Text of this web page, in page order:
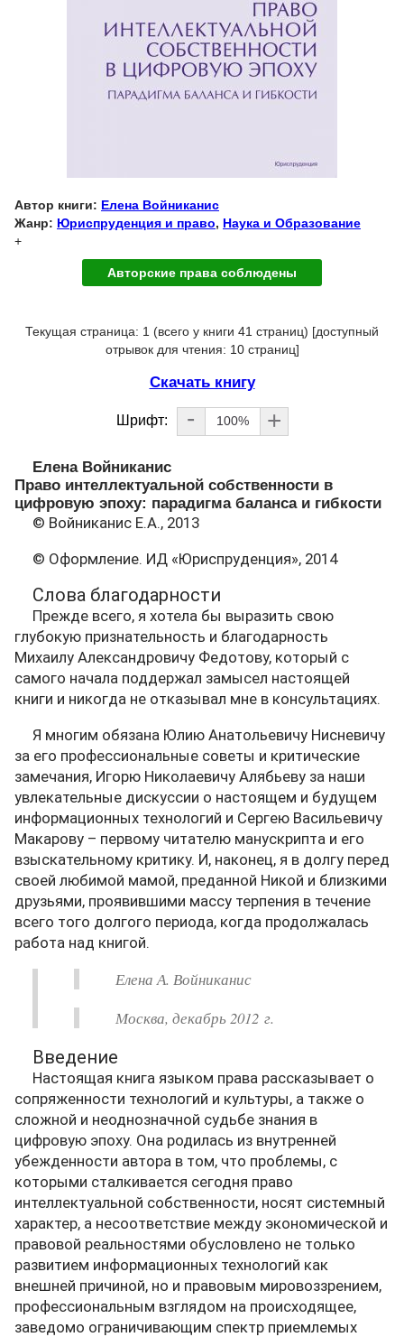
Автор книги: Елена Войниканис
Жанр: Юриспруденция и право, Наука и Образование
+
Авторские права соблюдены
Текущая страница: 1 (всего у книги 41 страниц) [доступный
отрывок для чтения: 10 страниц]
Скачать книгу
Шрифт: - 100% +
Елена Войниканис
Право интеллектуальной собственности в
цифровую эпоху: парадигма баланса и гибкости
© Войниканис Е.А., 2013
© Оформление. ИД «Юриспруденция», 2014
Слова благодарности
Прежде всего, я хотела бы выразить свою
глубокую признательность и благодарность
Михаилу Александровичу Федотову, который с
самого начала поддержал замысел настоящей
книги и никогда не отказывал мне в консультациях.
Я многим обязана Юлию Анатольевичу Нисневичу
за его профессиональные советы и критические
замечания, Игорю Николаевичу Алябьеву за наши
увлекательные дискуссии о настоящем и будущем
информационных технологий и Сергею Васильевичу
Макарову – первому читателю манускрипта и его
взыскательному критику. И, наконец, я в долгу перед
своей любимой мамой, преданной Никой и близкими
друзьями, проявившими массу терпения в течение
всего того долгого периода, когда продолжалась
работа над книгой.
Елена А. Войниканис
Москва, декабрь 2012 г.
Введение
Настоящая книга языком права рассказывает о
сопряженности технологий и культуры, а также о
сложной и неоднозначной судьбе знания в
цифровую эпоху. Она родилась из внутренней
убежденности автора в том, что проблемы, с
которыми сталкивается сегодня право
интеллектуальной собственности, носят системный
характер, а несоответствие между экономической и
правовой реальностями обусловлено не только
развитием информационных технологий как
внешней причиной, но и правовым мировоззрением,
профессиональным взглядом на происходящее,
заведомо ограничивающим спектр приемлемых